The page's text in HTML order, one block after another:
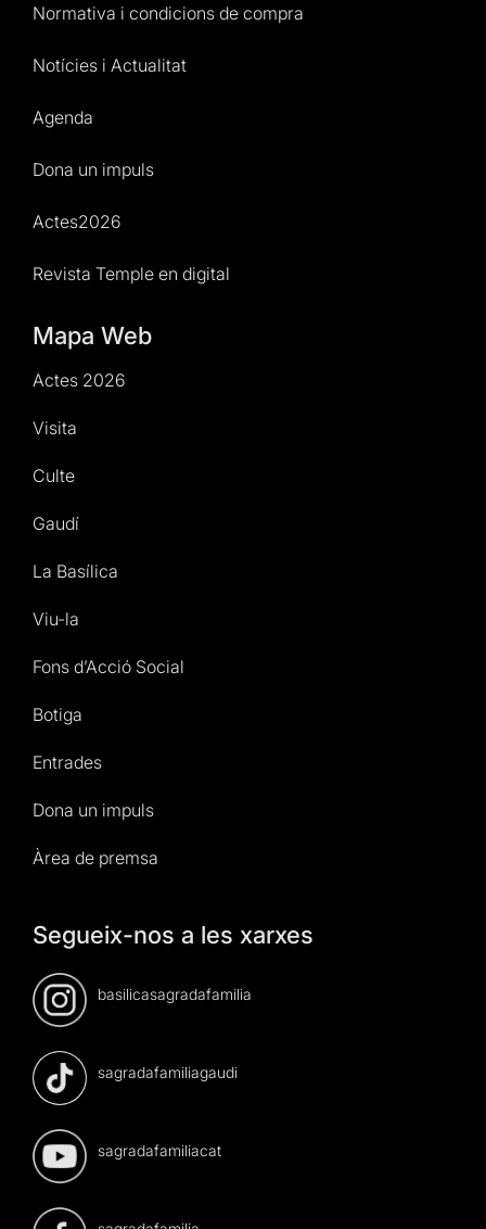
Normativa i condicions de compra
Notícies i Actualitat
Agenda
Dona un impuls
Actes2026
Revista Temple en digital
Mapa Web
Actes 2026
Visita
Culte
Gaudí
La Basílica
Viu-la
Fons d’Acció Social
Botiga
Entrades
Dona un impuls
Àrea de premsa
Segueix-nos a les xarxes
basilicasagradafamilia
sagradafamiliagaudi
sagradafamiliacat